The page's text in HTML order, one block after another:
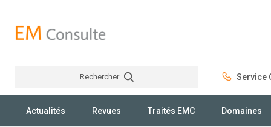
Rechercher Service
Actualités Revues Traités EMC Domaines